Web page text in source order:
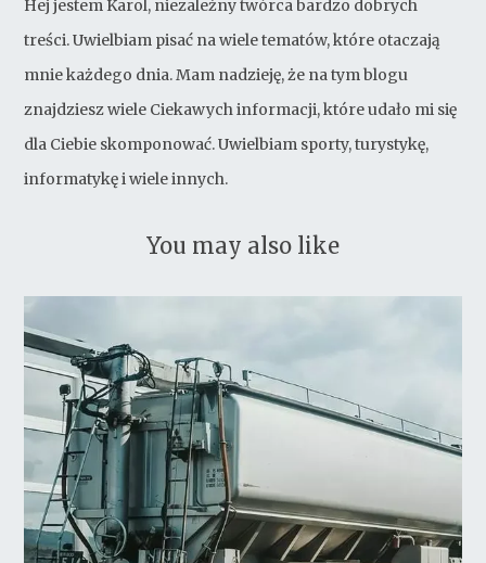
Hej jestem Karol, niezależny twórca bardzo dobrych
treści. Uwielbiam pisać na wiele tematów, które otaczają
mnie każdego dnia. Mam nadzieję, że na tym blogu
znajdziesz wiele Ciekawych informacji, które udało mi się
dla Ciebie skomponować. Uwielbiam sporty, turystykę,
informatykę i wiele innych.
You may also like